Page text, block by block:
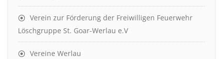
Verein zur Förderung der Freiwilligen Feuerwehr
Löschgruppe St. Goar-Werlau e.V
Vereine Werlau